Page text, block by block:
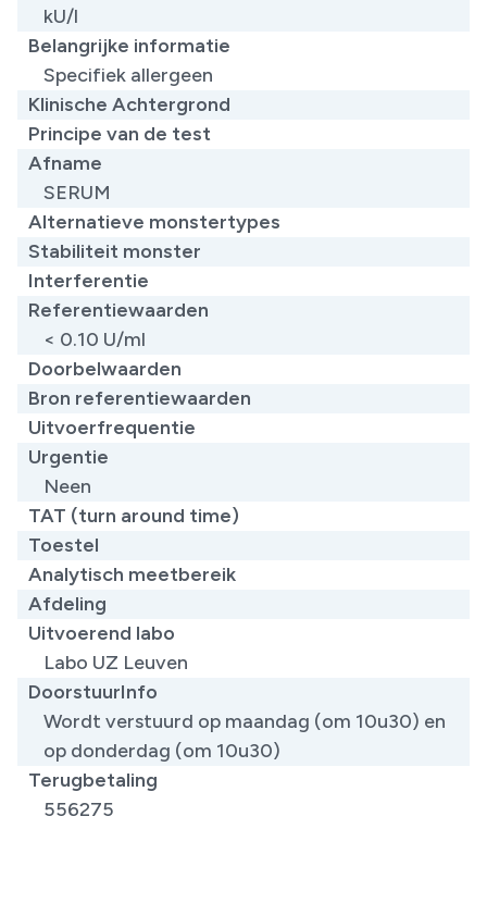
kU/l
Belangrijke informatie
Specifiek allergeen​
Klinische Achtergrond
Principe van de test
Afname
SERUM
Alternatieve monstertypes
Stabiliteit monster
Interferentie
Referentiewaarden
< 0.10 U/ml​
Doorbelwaarden
Bron referentiewaarden
Uitvoerfrequentie
Urgentie
Neen
TAT (turn around time)
Toestel
Analytisch meetbereik
Afdeling
Uitvoerend labo
Labo UZ Leuven
DoorstuurInfo
Wordt verstuurd op maandag (om 10u30) en
op donderdag (om 10u30)
Terugbetaling
556275